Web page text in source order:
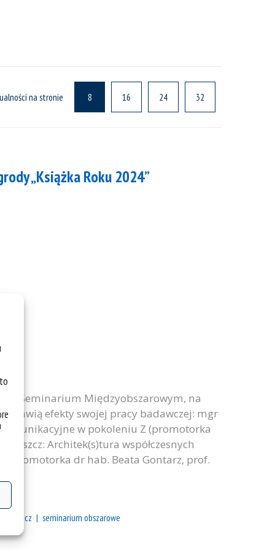
na stronie 8 16 24 32
„Książka Roku 2024”
w Seminarium Międzyobszarowym, na
efekty swojej pracy badawczej: mgr
w pokoleniu Z (promotorka
Architek(s)tura współczesnych
(promotorka dr hab. Beata Gontarz, prof.
seminarium obszarowe